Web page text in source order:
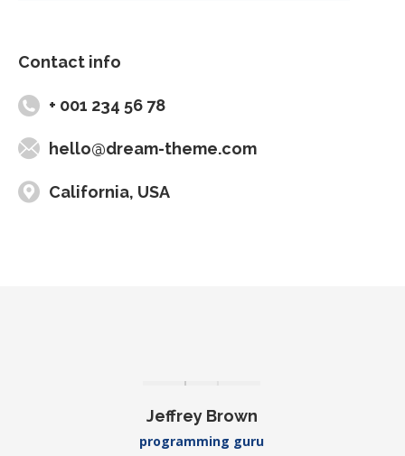
Contact info
+ 001 234 56 78
hello@dream-theme.com
California, USA
Jeffrey Brown
programming guru